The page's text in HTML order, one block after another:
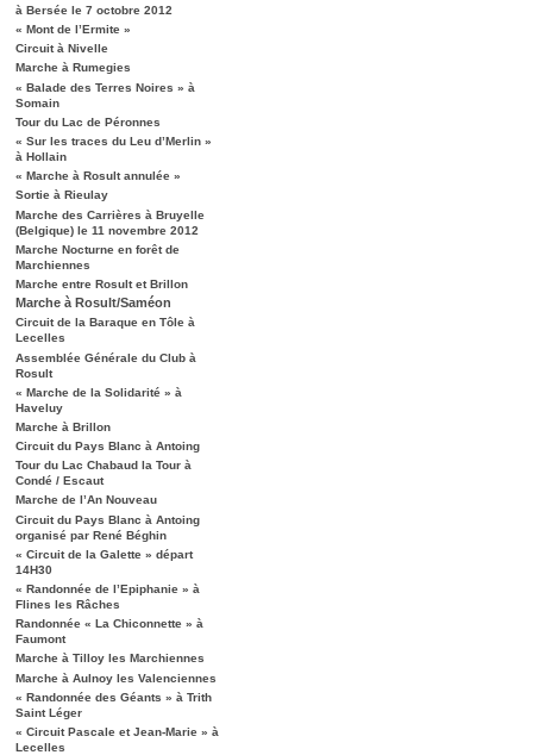
à Bersée le 7 octobre 2012
« Mont de l’Ermite »
Circuit à Nivelle
Marche à Rumegies
« Balade des Terres Noires » à
Somain
Tour du Lac de Péronnes
« Sur les traces du Leu d’Merlin »
à Hollain
« Marche à Rosult annulée »
Sortie à Rieulay
Marche des Carrières à Bruyelle
(Belgique) le 11 novembre 2012
Marche Nocturne en forêt de
Marchiennes
Marche entre Rosult et Brillon
Marche à Rosult/Saméon
Circuit de la Baraque en Tôle à
Lecelles
Assemblée Générale du Club à
Rosult
« Marche de la Solidarité » à
Haveluy
Marche à Brillon
Circuit du Pays Blanc à Antoing
Tour du Lac Chabaud la Tour à
Condé / Escaut
Marche de l’An Nouveau
Circuit du Pays Blanc à Antoing
organisé par René Béghin
« Circuit de la Galette » départ
14H30
« Randonnée de l’Epiphanie » à
Flines les Râches
Randonnée « La Chiconnette » à
Faumont
Marche à Tilloy les Marchiennes
Marche à Aulnoy les Valenciennes
« Randonnée des Géants » à Trith
Saint Léger
« Circuit Pascale et Jean-Marie » à
Lecelles